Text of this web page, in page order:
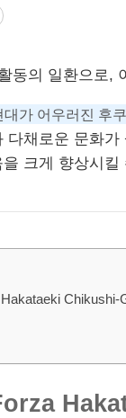
동의 일환으로,
대가 어우러진 후
다채로운 문화
크게 향상시킬
Chikushi-